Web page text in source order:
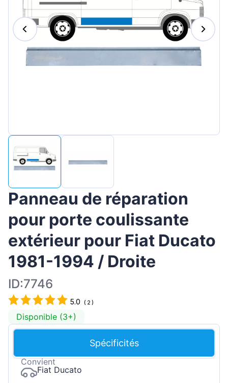
Magyar
Lietuvių
Panneau de réparation
pour porte coulissante
extérieur pour Fiat Ducato
1981-1994 / Droite
ID:7746
5.0 ( 2 )
Disponible (3+)
Spécificités
Convient
Fiat Ducato